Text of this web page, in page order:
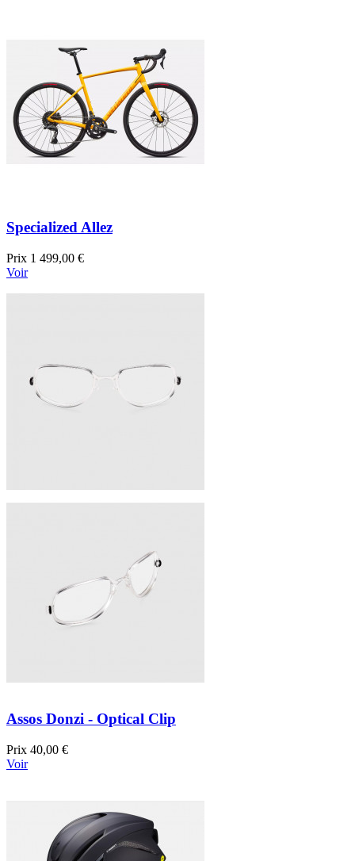
Specialized Allez
Prix 1 499,00 €
Voir
Assos Donzi - Optical Clip
Prix 40,00 €
Voir